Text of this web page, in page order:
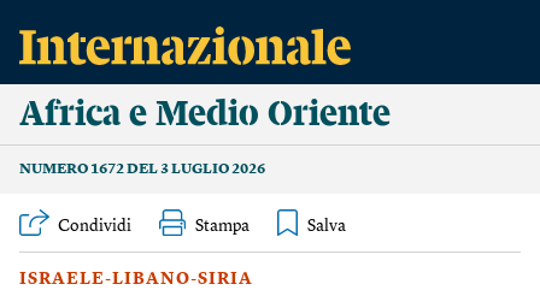
Africa e Medio Oriente
NUMERO 1672 DEL 3 LUGLIO 2026
Condividi Stampa
ISRAELE-LIBANO-SIRIA